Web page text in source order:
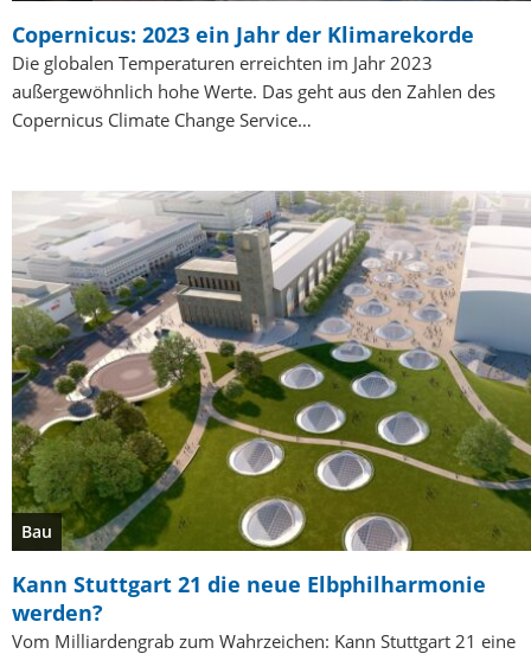
Copernicus: 2023 ein Jahr der Klimarekorde
Die globalen Temperaturen erreichten im Jahr 2023
außergewöhnlich hohe Werte. Das geht aus den Zahlen des
Copernicus Climate Change Service…
Bau
Kann Stuttgart 21 die neue Elbphilharmonie
werden?
Vom Milliardengrab zum Wahrzeichen: Kann Stuttgart 21 eine